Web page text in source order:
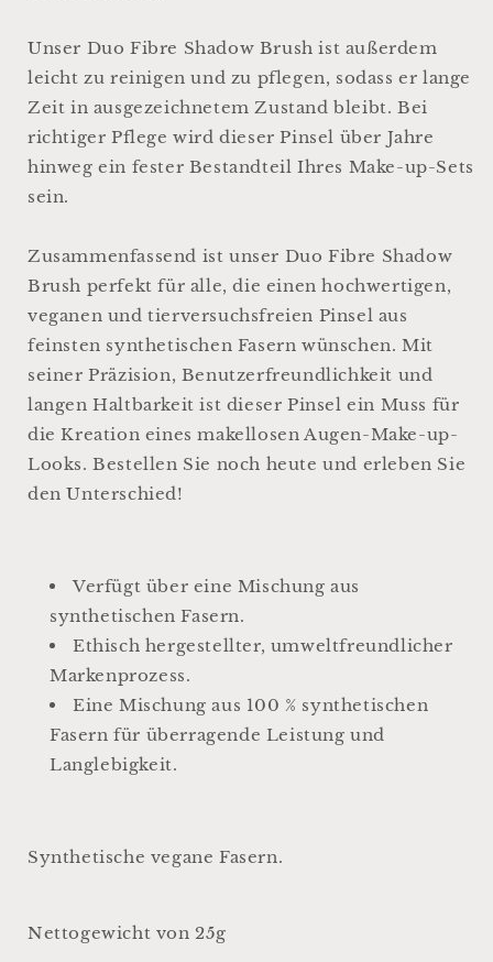
Unser Duo Fibre Shadow Brush ist außerdem
leicht zu reinigen und zu pflegen, sodass er lange
Zeit in ausgezeichnetem Zustand bleibt. Bei
richtiger Pflege wird dieser Pinsel über Jahre
hinweg ein fester Bestandteil Ihres Make-up-Sets
sein.
Zusammenfassend ist unser Duo Fibre Shadow
Brush perfekt für alle, die einen hochwertigen,
veganen und tierversuchsfreien Pinsel aus
feinsten synthetischen Fasern wünschen. Mit
seiner Präzision, Benutzerfreundlichkeit und
langen Haltbarkeit ist dieser Pinsel ein Muss für
die Kreation eines makellosen Augen-Make-up-
Looks. Bestellen Sie noch heute und erleben Sie
den Unterschied!
Verfügt über eine Mischung aus
synthetischen Fasern.
Ethisch hergestellter, umweltfreundlicher
Markenprozess.
Eine Mischung aus 100 % synthetischen
Fasern für überragende Leistung und
Langlebigkeit.
Synthetische vegane Fasern.
Nettogewicht von 25g